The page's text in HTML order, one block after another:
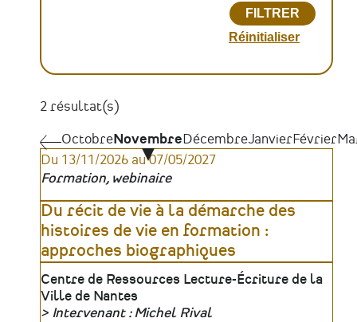
2 résultat(s)
Pagination
Octobre
OctobreNovembre DécembreJanvier Février
Du 13/11/2026 au 07/05/2027
Formation, webinaire
Du récit de vie à la démarche des
histoires de vie en formation :
approches biographiques
Lieu
Centre de Ressources Lecture-Écriture de la
Ville de Nantes
Intervenant : Michel Rival